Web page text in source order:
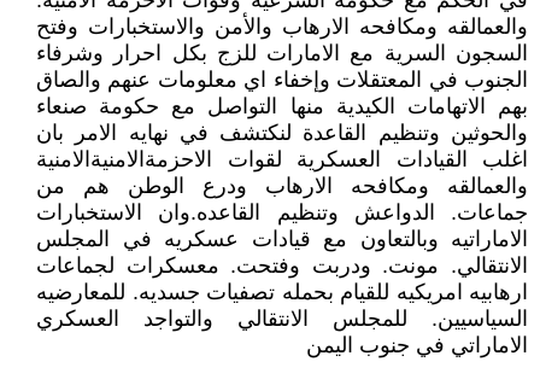
والعمالقه ومكافحه الارهاب والأمن والاستخبارات وفتح
السجون السرية مع الامارات للزج بكل احرار وشرفاء
الجنوب في المعتقلات وإخفاء اي معلومات عنهم والصاق
بهم الاتهامات الكيدية منها التواصل مع حكومة صنعاء
والحوثين وتنظيم القاعدة لنكتشف في نهايه الامر بان
اغلب القيادات العسكرية لقوات الاحزمةالامنيةالامنية
والعمالقه ومكافحه الارهاب ودرع الوطن هم من
جماعات. الدواعش وتنظيم القاعده.وان الاستخبارات
الاماراتيه وبالتعاون مع قيادات عسكريه في المجلس
الانتقالي. مونت. ودربت وفتحت. معسكرات لجماعات
ارهابيه امريكيه للقيام بحمله تصفيات جسديه. للمعارضيه
السياسيين. للمجلس الانتقالي والتواجد العسكري
الاماراتي في جنوب اليمن